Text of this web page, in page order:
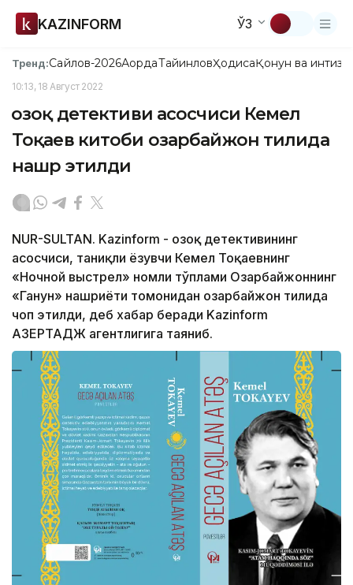
KAZINFORM ЎЗ
Тренд:Сайлов-2026АқордаТайинловҲодисаҚонун ва
10:13, 18 Август 2022
Қозоқ детективи асосчиси Кемел
Тоқаев китоби озарбайжон тилида
нашр этилди
NUR-SULTAN. Kazinform - Қозоқ детективининг
асосчиси, таниқли ёзувчи Кемел Тоқаевнинг
«Ночной выстрел» номли тўплами Озарбайжоннинг
«Ганун» нашриёти томонидан озарбайжон тилида
чоп этилди, деб хабар беради Kazinform
АЗЕРТАДЖ агентлигига таяниб.